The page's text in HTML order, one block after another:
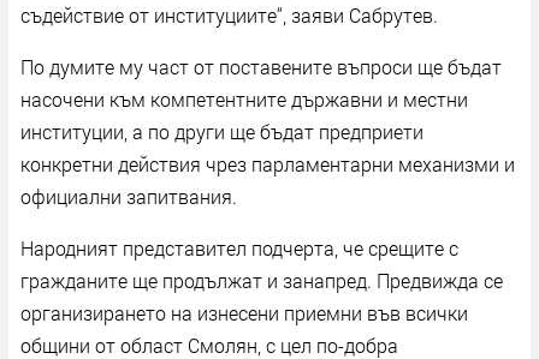
съдействие от институциите“, заяви Сабрутев.
По думите му част от поставените въпроси ще бъдат
насочени към компетентните държавни и местни
институции, а по други ще бъдат предприети
конкретни действия чрез парламентарни механизми и
официални запитвания.
Народният представител подчерта, че срещите с
гражданите ще продължат и занапред. Предвижда се
организирането на изнесени приемни във всички
общини от област Смолян, с цел по-добра